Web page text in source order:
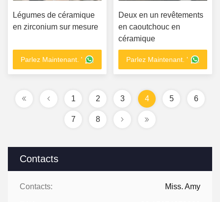
Contacts
Contacts: Miss. Amy
Légumes de céramique
en zirconium sur mesure
Parlez Maintenant. '
Deux en un revêtements
en caoutchouc en
céramique
Parlez Maintenant. '
1 2 3 4 5 6
7 8